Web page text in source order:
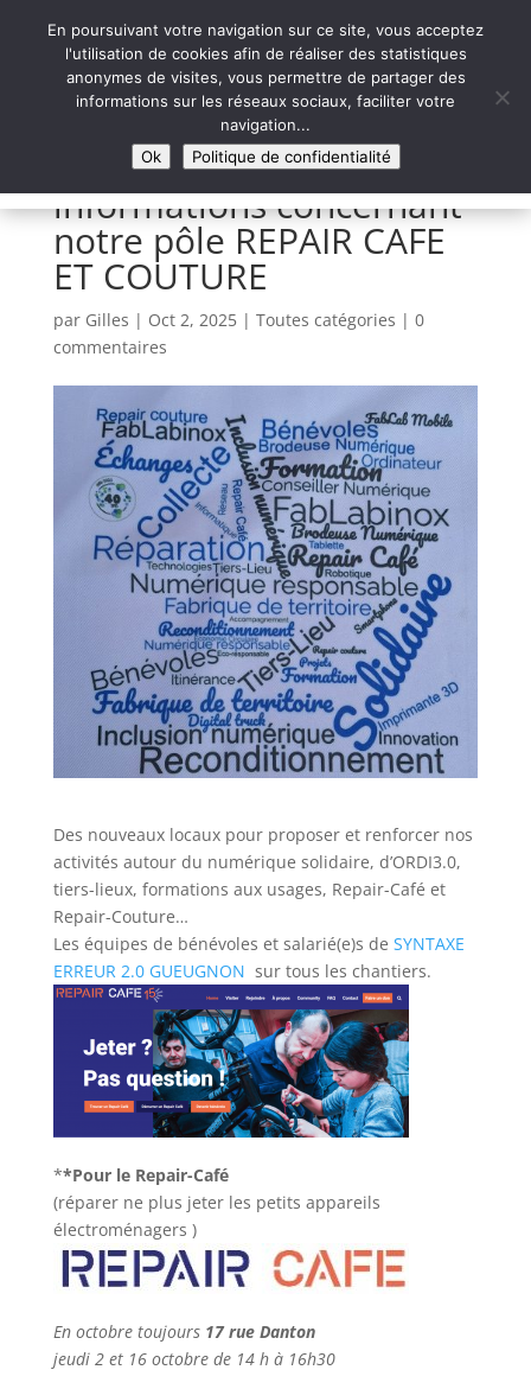
Syntaxe Erreur 2.0
LE NUMÉRIQUE SOLIDAIRE
informations concernant
notre pôle REPAIR CAFE
ET COUTURE
par Gilles | Oct 2, 2025| Toutes catégories | 0
commentaires
Des nouveaux locaux pour proposer et renforcer nos
activités autour du numérique solidaire, d’ORDI3.0,
tiers-lieux, formations aux usages, Repair-Café et
Repair-Couture…
Les équipes de bénévoles et salarié(e)s de SYNTAXE
ERREUR 2.0 GUEUGNON sur tous les chantiers.
**Pour le Repair-Café
(réparer ne plus jeter les petits appareils
électroménagers )
En octobre toujours 17 rue Danton
jeudi 2 et 16 octobre de 14 h à 16h30
En poursuivant votre navigation sur ce site, vous acceptez
l'utilisation de cookies afin de réaliser des statistiques
anonymes de visites, vous permettre de partager des
informations sur les réseaux sociaux, faciliter votre
navigation...
Ok
Politique de confidentialité